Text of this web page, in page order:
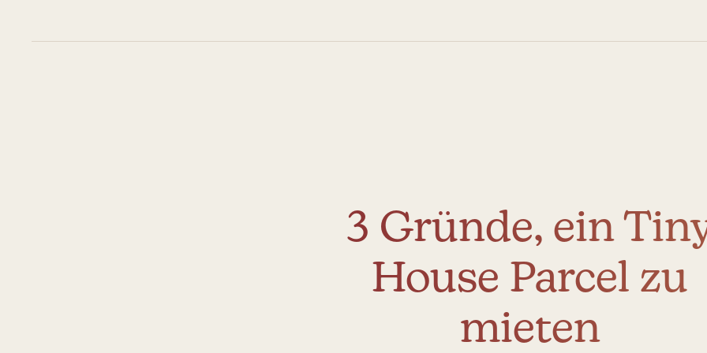
3 Gründe, ein
House Parcel zu
mieten